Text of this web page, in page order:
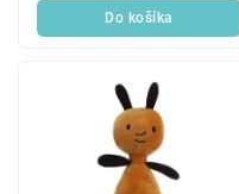
Do košíka